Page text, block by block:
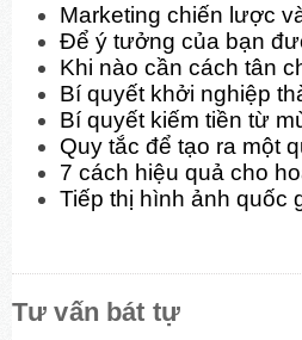
Marketing chiến lược
Để ý tưởng của bạn
Khi nào cần cách tân
Bí quyết khởi nghiệp
Bí quyết kiếm tiền từ
Quy tắc để tạo ra một
7 cách hiệu quả cho
Tiếp thị hình ảnh quốc
Tư vấn bát tự